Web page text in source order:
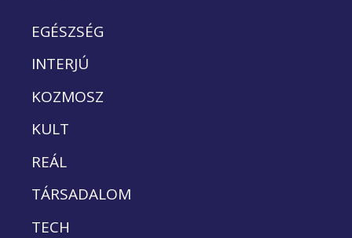
EGÉSZSÉG
INTERJÚ
KOZMOSZ
KULT
REÁL
TÁRSADALOM
TECH